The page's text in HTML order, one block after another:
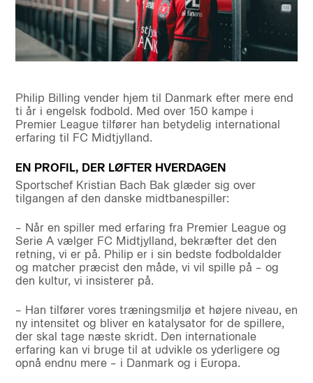
Philip Billing vender hjem til Danmark efter mere end
ti år i engelsk fodbold. Med over 150 kampe i
Premier League tilfører han betydelig international
erfaring til FC Midtjylland.
EN PROFIL, DER LØFTER HVERDAGEN
Sportschef Kristian Bach Bak glæder sig over
tilgangen af den danske midtbanespiller:
– Når en spiller med erfaring fra Premier League og
Serie A vælger FC Midtjylland, bekræfter det den
retning, vi er på. Philip er i sin bedste fodboldalder
og matcher præcist den måde, vi vil spille på – og
den kultur, vi insisterer på.
– Han tilfører vores træningsmiljø et højere niveau, en
ny intensitet og bliver en katalysator for de spillere,
der skal tage næste skridt. Den internationale
erfaring kan vi bruge til at udvikle os yderligere og
opnå endnu mere – i Danmark og i Europa.